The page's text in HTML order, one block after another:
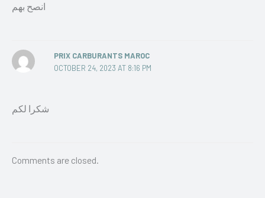
انصح بهم
PRIX CARBURANTS MAROC
OCTOBER 24, 2023 AT 8:16 PM
شكرا لكم
Comments are closed.